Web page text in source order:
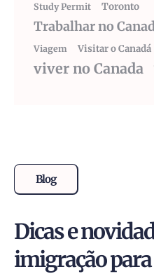
Study Permit Toronto
Trabalhar no
Viagem Visitar o Canadá
viver no Canada
Blog
Dicas e
imigração para